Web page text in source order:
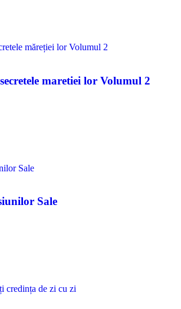
maretiei lor Volumul 2
Sale